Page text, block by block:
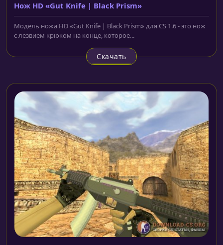
Нож HD «Gut Knife | Black Prism»
Модель ножа HD «Gut Knife | Black Prism» для CS 1.6 - это нож
с лезвием крюком на конце, которое...
Скачать